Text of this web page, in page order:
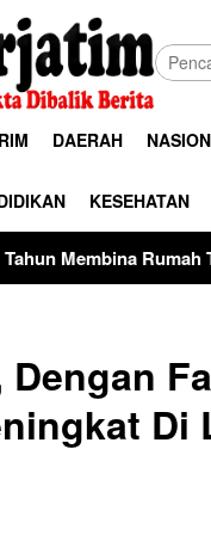
DAERAH
KESEHATAN
Tangga, Seorang
Dengan
Di